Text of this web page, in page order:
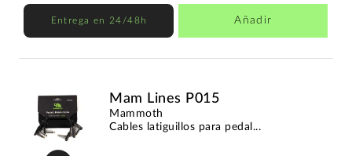
Entrega en 24/48h Añadir
Mam Lines P015
Mammoth
Cables latiguillos para pedal...